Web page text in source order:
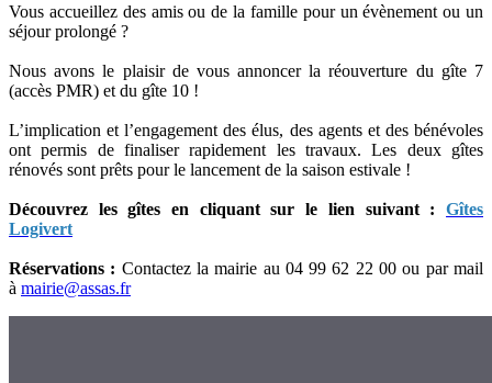
Vous accueillez des amis ou de la famille pour un évènement ou un
séjour prolongé ?
Nous avons le plaisir de vous annoncer la réouverture du gîte 7
(accès PMR) et du gîte 10 !
L’implication et l’engagement des élus, des agents et des bénévoles
ont permis de finaliser rapidement les travaux. Les deux gîtes
rénovés sont prêts pour le lancement de la saison estivale !
Découvrez les gîtes en cliquant sur le lien suivant :
Gîtes
Logivert
Réservations : Contactez la mairie au 04 99 62 22 00 ou par mail
à mairie@assas.fr